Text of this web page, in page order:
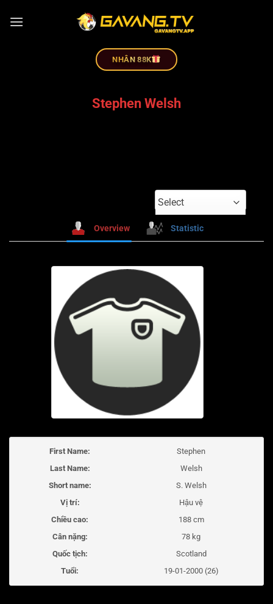
NHÂN 88K
Stephen Welsh
Select
Overview Statistic
First Name:
Stephen
Last Name:
Welsh
Short name:
S. Welsh
Vị trí:
Hậu vệ
Chiều cao:
188 cm
Cân nặng:
78 kg
Quốc tịch:
Scotland
Tuổi:
19-01-2000 (26)